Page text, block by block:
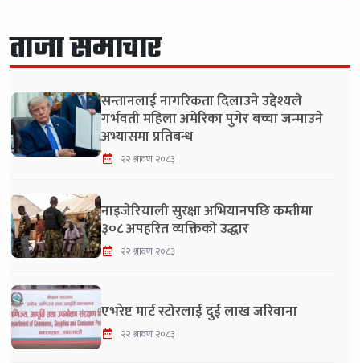
ताजा समाचार
सन्तानलाई नागरिकता दिलाउने उद्देश्यले
गर्भवती महिला अमेरिका पुगेर बच्चा जन्माउने
अभ्यासमा प्रतिबन्ध
२२ श्रावण २०८३
नाइजेरियाली सुरक्षा अभियानपछि कम्तीमा
३०८ अपहरित व्यक्तिको उद्धार
२२ श्रावण २०८३
एभरेष्ट मार्ट स्टोरलाई दुई लाख जरिवाना
२२ श्रावण २०८३